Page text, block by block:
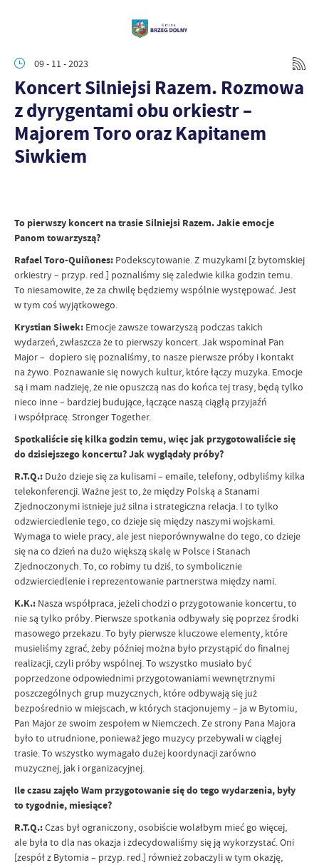
09 - 11 - 2023
Koncert Silniejsi Razem. Rozmowa
z dyrygentami obu orkiestr –
Majorem Toro oraz Kapitanem
Siwkiem
To pierwszy koncert na trasie Silniejsi Razem. Jakie emocje
Panom towarzyszą?
Rafael Toro-Quiñones: Podekscytowanie. Z muzykami [z bytomskiej
orkiestry – przyp. red.] poznaliśmy się zaledwie kilka godzin temu.
To niesamowite, że za chwilę będziemy wspólnie występować. Jest
w tym coś wyjątkowego.
Krystian Siwek: Emocje zawsze towarzyszą podczas takich
wydarzeń, zwłaszcza że to pierwszy koncert. Jak wspominał Pan
Major – dopiero się poznaliśmy, to nasze pierwsze próby i kontakt
na żywo. Poznawanie się nowych kultur, które łączy muzyka. Emocje
są i mam nadzieję, że nie opuszczą nas do końca tej trasy, będą tylko
nieco inne – bardziej budujące, łączące naszą ciągłą przyjaźń
i współpracę. Stronger Together.
Spotkaliście się kilka godzin temu, więc jak przygotowaliście się
do dzisiejszego koncertu? Jak wyglądały próby?
R.T.Q.: Dużo dzieje się za kulisami – emaile, telefony, odbyliśmy kilka
telekonferencji. Ważne jest to, że między Polską a Stanami
Zjednoczonymi istnieje już silna i strategiczna relacja. I to tylko
odzwierciedlenie tego, co dzieje się między naszymi wojskami.
Wymaga to wiele pracy, ale jest nieporównywalne do tego, co dzieje
się na co dzień na dużo większą skalę w Polsce i Stanach
Zjednoczonych. To, co robimy tu dziś, to symbolicznie
odzwierciedlenie i reprezentowanie partnerstwa między nami.
K.K.: Nasza współpraca, jeżeli chodzi o przygotowanie koncertu, to
nie są tylko próby. Pierwsze spotkania odbywały się poprzez środki
masowego przekazu. To były pierwsze kluczowe elementy, które
musieliśmy zgrać, żeby później można było przystąpić do finalnej
realizacji, czyli próby wspólnej. To wszystko musiało być
poprzedzone odpowiednimi przygotowaniami wewnętrznymi
poszczególnych grup muzycznych, które odbywają się już
bezpośrednio w miejscach, w których stacjonujemy – ja w Bytomiu,
Pan Major ze swoim zespołem w Niemczech. Ze strony Pana Majora
było to utrudnione, ponieważ jego muzycy przebywali w ciągłej
trasie. To wszystko wymagało dużej koordynacji zarówno
muzycznej, jak i organizacyjnej.
Ile czasu zajęło Wam przygotowanie się do tego wydarzenia, były
to tygodnie, miesiące?
R.T.Q.:Czas był ograniczony, osobiście wolałbym mieć go więcej,
ale była to dla nas okazja i zdecydowaliśmy się ją wykorzystać. Oni
[zespół z Bytomia – przyp. red.] również zobaczyli w tym okazję,